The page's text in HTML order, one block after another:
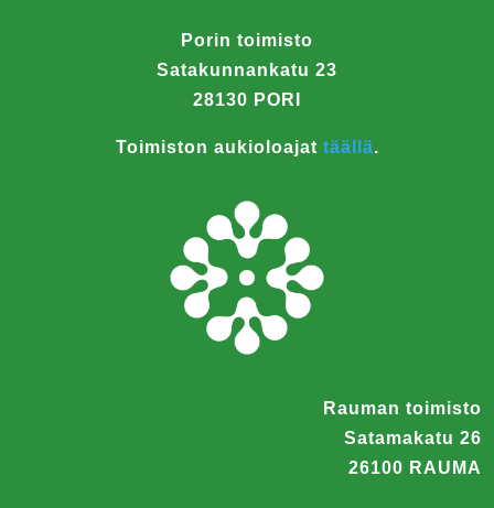
Porin toimisto
Satakunnankatu 23
28130 PORI
Toimiston aukioloajat täällä.
Rauman toimisto
Satamakatu 26
26100 RAUMA